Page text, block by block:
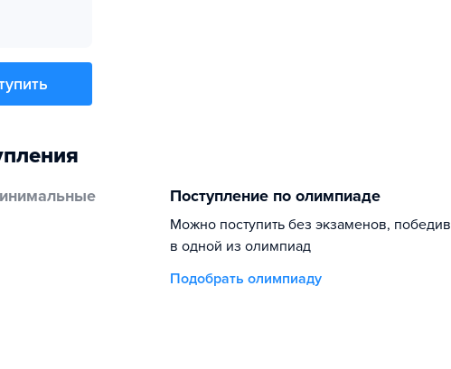
Поступление по олимпиаде
Можно поступить без экзаменов, победив
в одной из олимпиад
Подобрать олимпиаду